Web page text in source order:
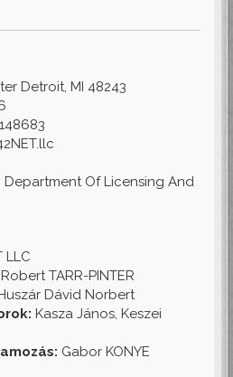
Detroit, MI 48243
Of Licensing And
LLC
TARR-PINTER
Dávid Norbert
Kasza János, Keszei
Gabor KONYE